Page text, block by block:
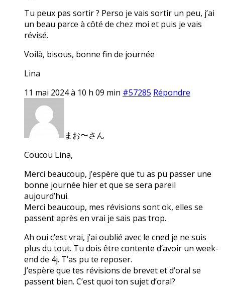
Tu peux pas sortir ? Perso je vais sortir un peu, j’ai
un beau parce à côté de chez moi et puis je vais
révisé.
Voilà, bisous, bonne fin de journée
Lina
11 mai 2024 à 10 h 09 min #57285 Répondre
まお〜さん
Coucou Lina,
Merci beaucoup, j’espère que tu as pu passer une
bonne journée hier et que se sera pareil
aujourd’hui.
Merci beaucoup, mes révisions sont ok, elles se
passent après en vrai je sais pas trop.
Ah oui c’est vrai, j’ai oublié avec le cned je ne suis
plus du tout. Tu dois être contente d’avoir un week-
end de 4j. T’as pu te reposer.
J’espère que tes révisions de brevet et d’oral se
passent bien. C’est quoi ton sujet d’oral?